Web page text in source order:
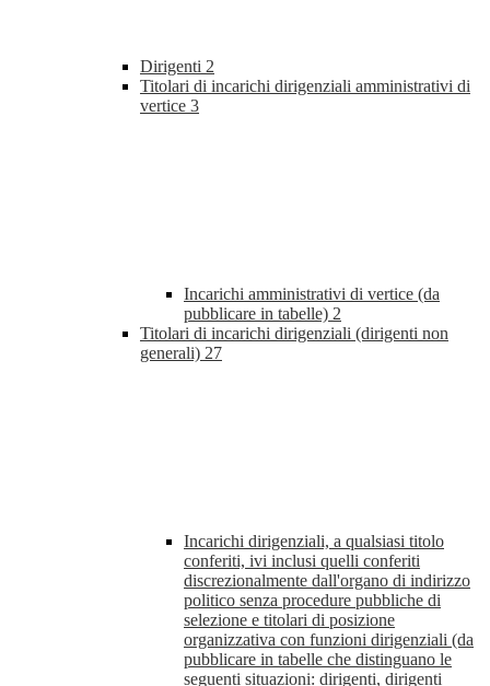
Dirigenti 2
Titolari di incarichi dirigenziali amministrativi di
vertice 3
Incarichi amministrativi di vertice (da
pubblicare in tabelle) 2
Titolari di incarichi dirigenziali (dirigenti non
generali) 27
Incarichi dirigenziali, a qualsiasi titolo
conferiti, ivi inclusi quelli conferiti
discrezionalmente dall'organo di indirizzo
politico senza procedure pubbliche di
selezione e titolari di posizione
organizzativa con funzioni dirigenziali (da
pubblicare in tabelle che distinguano le
seguenti situazioni: dirigenti, dirigenti